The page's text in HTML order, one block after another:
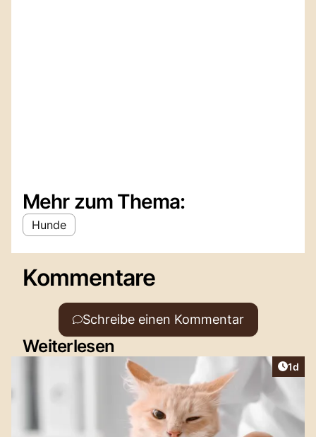
Mehr zum Thema:
Hunde
Kommentare
Schreibe einen Kommentar
Weiterlesen
1d